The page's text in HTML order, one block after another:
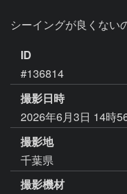
シーイングが良くない
ID
#136814
撮影日時
2026年6月3日 14時
撮影地
千葉県
撮影機材